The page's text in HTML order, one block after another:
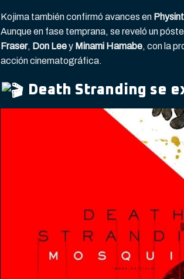
Kojima también confirmó avances en Physint
Aunque en fase temprana, se reveló un
Fraser, Don Leey Minami Hamabe, con la
acción cinematográfica.
Death Stranding se